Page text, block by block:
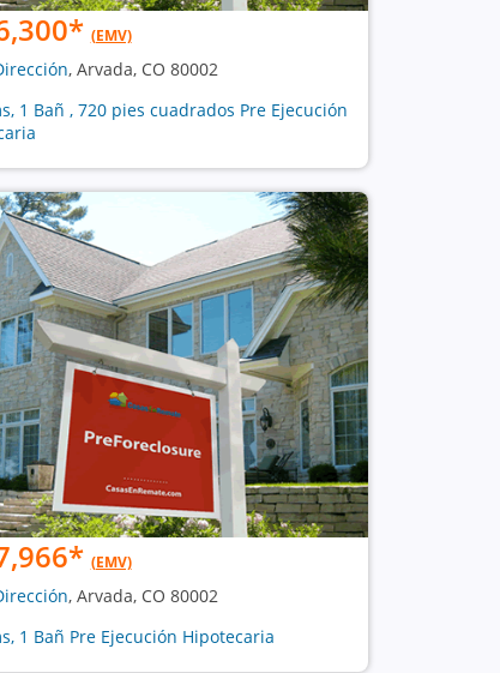
* (EMV)
, Arvada, CO 80002
1 Bañ , 720 pies cuadrados Pre Ejecución
* (EMV)
, Arvada, CO 80002
1 Bañ Pre Ejecución Hipotecaria